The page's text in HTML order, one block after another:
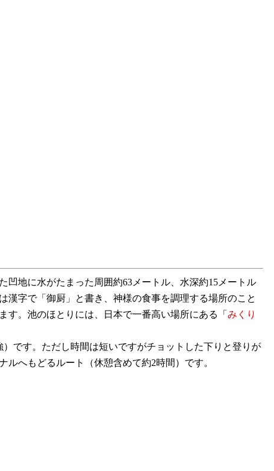
地に水がたまった周囲約63メートル、水深約15メートル
字で「御厨」と書き、神様の食事を調理する場所のこと
す。池のほとりには、日本で一番高い場所にある「 みくり
です。ただし時間は短いですがチョットした下りと登りが
へもどるルート（休憩含めて約2時間）です。